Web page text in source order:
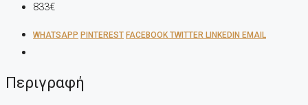
833€
WHATSAPP PINTEREST FACEBOOK TWITTER LINKEDIN EMAIL
Περιγραφή